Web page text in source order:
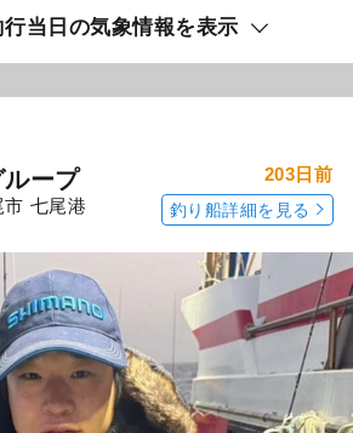
行当日の気象情報を表示
ープ
七尾港
203日前
釣り船詳細を見る